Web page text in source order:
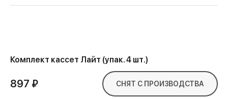
Комплект кассет Лайт (упак. 4 шт.)
897 ₽ СНЯТ С ПРОИЗВОДСТВА